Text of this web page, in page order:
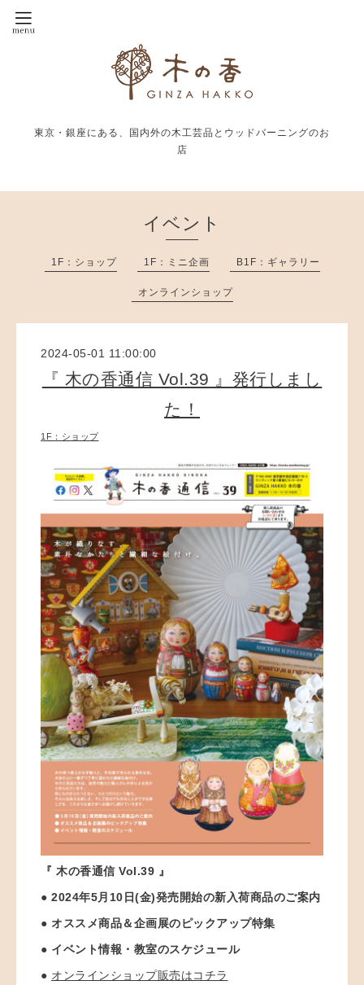
東京・銀座にある、国内外の木工芸品とウッドバーニングのお
店
イベント
1F：ショップ 1F：ミニ企画 B1F：ギャラリー
オンラインショップ
2024-05-01 11:00:00
『 木の香通信 Vol.39 』発行しまし
た！
1F：ショップ
『 木の香通信 Vol.39 』
● 2024年5月10日(金)発売開始の新入荷商品のご案内
● オススメ商品＆企画展のピックアップ特集
● イベント情報・教室のスケジュール
● オンラインショップ販売はコチラ